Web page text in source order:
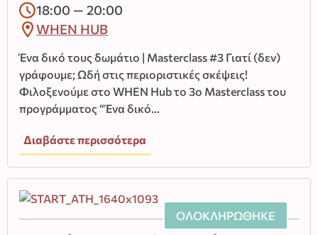
18:00 — 20:00
WHEN HUB
Ένα δικό τους δωμάτιο | Masterclass #3 Γιατί (δεν)
γράφουμε; Ωδή στις περιοριστικές σκέψεις!
Φιλοξενούμε στο WHEN Hub το 3ο Masterclass του
προγράμματος “Ένα δικό…
Διαβάστε περισσότερα
ΟΛΟΚΛΗΡΩΘΗΚΕ